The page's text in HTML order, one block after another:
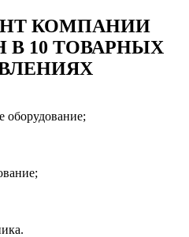
КОМПАНИИ
В 10 ТОВАРНЫХ
оборудование;